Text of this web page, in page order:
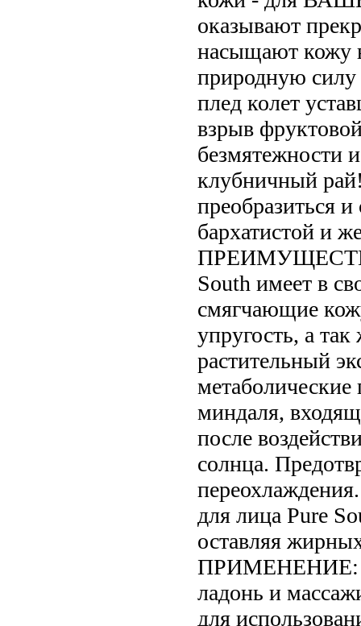
оказывают
насыщают кожу
природную силу
плед колет
взрыв
безмятежности
клубничный
преобразиться и
бархатистой и
South имеет в
смягчающие
упругость, а
растительный
миндаля,
после
солнца.
для лица Pure
оставляя
ПРИМЕНЕНИЕ:
ладонь и
для